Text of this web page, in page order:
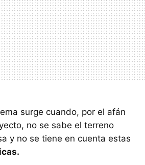
surge cuando, por el afán
no se sabe el terreno
y no se tiene en cuenta estas